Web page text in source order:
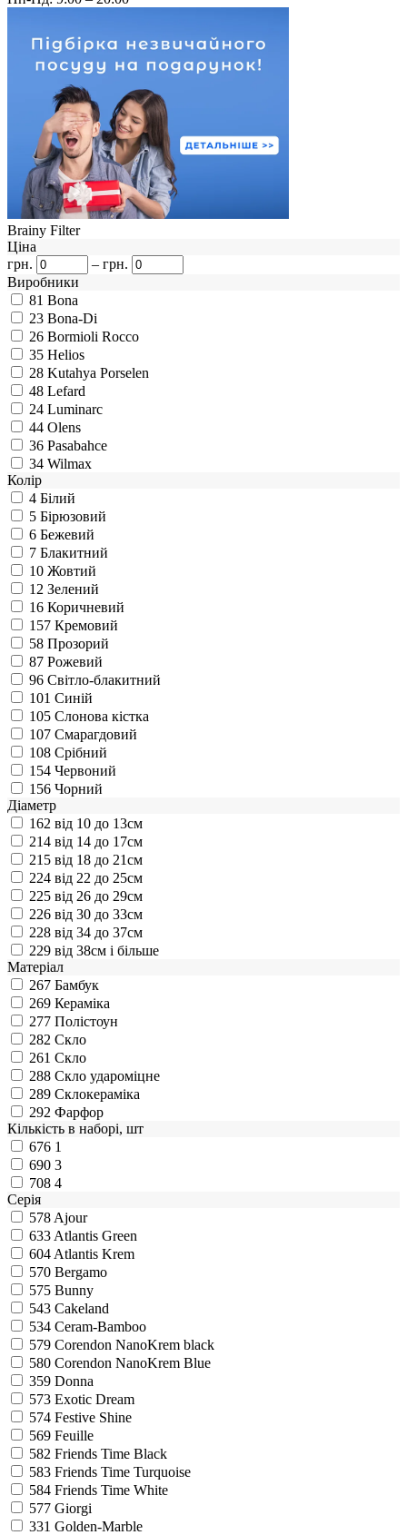
Brainy Filter
Ціна
грн.
– грн.
Виробники
81 Bona
23 Bona-Di
26 Bormioli Rocco
35 Helios
28 Kutahya Porselen
48 Lefard
24 Luminarc
44 Olens
36 Pasabahce
34 Wilmax
Колір
4 Білий
5 Бірюзовий
6 Бежевий
7 Блакитний
10 Жовтий
12 Зелений
16 Коричневий
157 Кремовий
58 Прозорий
87 Рожевий
96 Світло-блакитний
101 Синій
105 Слонова кістка
107 Смарагдовий
108 Срібний
154 Червоний
156 Чорний
Діаметр
162 від 10 до 13см
214 від 14 до 17см
215 від 18 до 21см
224 від 22 до 25см
225 від 26 до 29см
226 від 30 до 33см
228 від 34 до 37см
229 від 38см і більше
Матеріал
267 Бамбук
269 Кераміка
277 Полістоун
282 Скло
261 Скло
288 Скло удароміцне
289 Склокераміка
292 Фарфор
Кількість в наборі, шт
676 1
690 3
708 4
Серія
578 Ajour
633 Atlantis Green
604 Atlantis Krem
570 Bergamo
575 Bunny
543 Cakeland
534 Ceram-Bamboo
579 Corendon NanoKrem black
580 Corendon NanoKrem Blue
359 Donna
573 Exotic Dream
574 Festive Shine
569 Feuille
582 Friends Time Black
583 Friends Time Turquoise
584 Friends Time White
577 Giorgi
331 Golden-Marble